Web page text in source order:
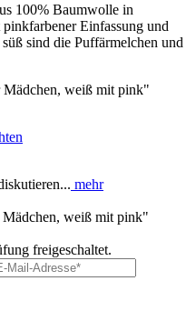
100% Baumwolle in
Einfassung und
sind die Puffärmelchen und
weiß mit pink"
mehr
weiß mit pink"
freigeschaltet.